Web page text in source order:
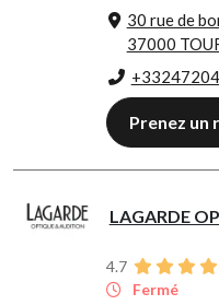
30 rue de
37000
Prenez un
LAGARDE
4.7
Fermé